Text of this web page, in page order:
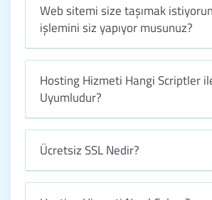
Web sitemi size taşımak
işlemini siz yapıyor musunuz?
Hosting Hizmeti Hangi Scriptler
Uyumludur?
Ücretsiz SSL Nedir?